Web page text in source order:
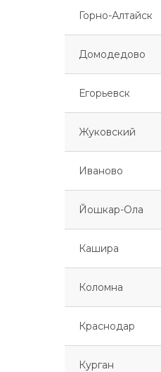
Горно-Алтайск
Домодедово
Егорьевск
Жуковский
Иваново
Йошкар-Ола
Кашира
Коломна
Краснодар
Курган